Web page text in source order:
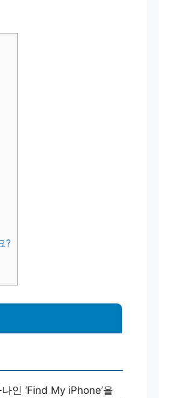
?
인 ‘Find My iPhone’을